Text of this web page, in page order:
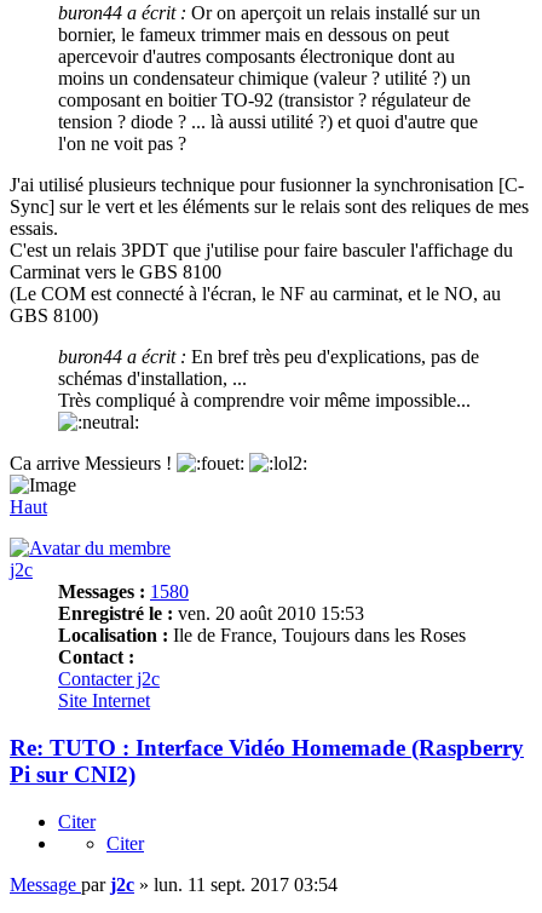
buron44 a écrit : Or on aperçoit un relais installé sur un
bornier, le fameux trimmer mais en dessous on peut
apercevoir d'autres composants électronique dont au
moins un condensateur chimique (valeur ? utilité ?) un
composant en boitier TO-92 (transistor ? régulateur de
tension ? diode ? ... là aussi utilité ?) et quoi d'autre que
l'on ne voit pas ?
J'ai utilisé plusieurs technique pour fusionner la synchronisation [C-
Sync] sur le vert et les éléments sur le relais sont des reliques de mes
essais.
C'est un relais 3PDT que j'utilise pour faire basculer l'affichage du
Carminat vers le GBS 8100
(Le COM est connecté à l'écran, le NF au carminat, et le NO, au
GBS 8100)
buron44 a écrit : En bref très peu d'explications, pas de
schémas d'installation, ...
Très compliqué à comprendre voir même impossible...
Ca arrive Messieurs !
Haut
j2c
Messages : 1580
Enregistré le : ven. 20 août 2010 15:53
Localisation : Ile de France, Toujours dans les Roses
Contact :
Contacter j2c
Site Internet
Re: TUTO : Interface Vidéo Homemade (Raspberry
Pi sur CNI2)
Citer
Citer
Message parj2c » lun. 11 sept. 2017 03:54